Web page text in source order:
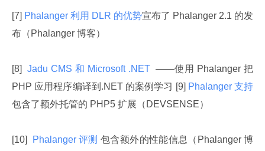
[7] Phalanger 利用 DLR 的优势宣布了 Phalanger 2.1 的发
布（Phalanger 博客）
[8] Jadu CMS 和 Microsoft .NET ——使用 Phalanger 把
PHP 应用程序编译到.NET 的案例学习 [9]
Phalanger 支持
包含了额外托管的 PHP5 扩展（DEVSENSE）
[10] Phalanger 评测 包含额外的性能信息（Phalanger 博